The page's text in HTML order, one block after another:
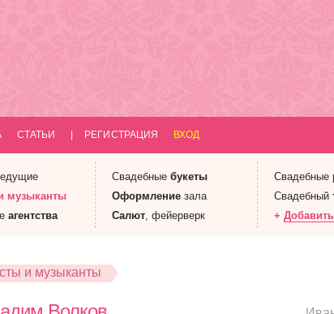
СТАТЬИ РЕГИСТРАЦИЯ ВХОД
музыканты
агентства
Свадебные букеты
Оформление зала
Салют, фейерверк
Свадебные
Свадебный
+
и музыканты